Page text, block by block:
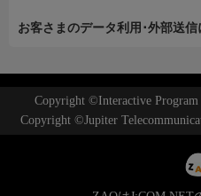
お客さまのデータ利用･外部送信
Copyright ©Interactive
Copyright ©Jupiter